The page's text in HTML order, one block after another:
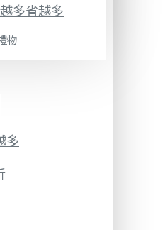
多省越多
物
多